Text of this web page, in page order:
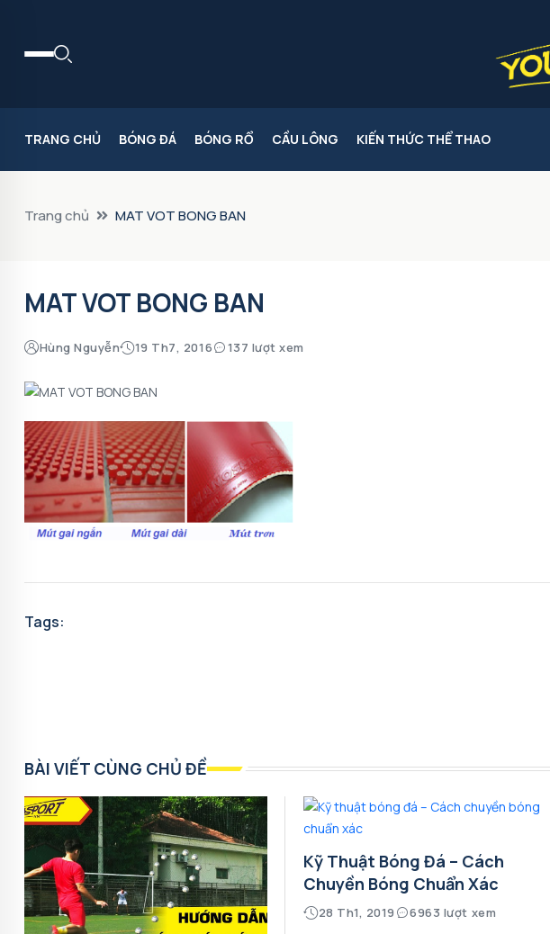
TRANG CHỦ BÓNG ĐÁ BÓNG RỔ CẦU LÔNG KIẾN THỨC THỂ THAO
Trang chủ MAT VOT BONG BAN
MAT VOT BONG BAN
Hùng Nguyễn 19 Th7, 2016 137 lượt xem
Tags:
BÀI VIẾT CÙNG CHỦ ĐỀ
Kỹ Thuật Bóng Đá – Cách
Chuyền Bóng Chuẩn Xác
28 Th1, 2019 6963 lượt xem